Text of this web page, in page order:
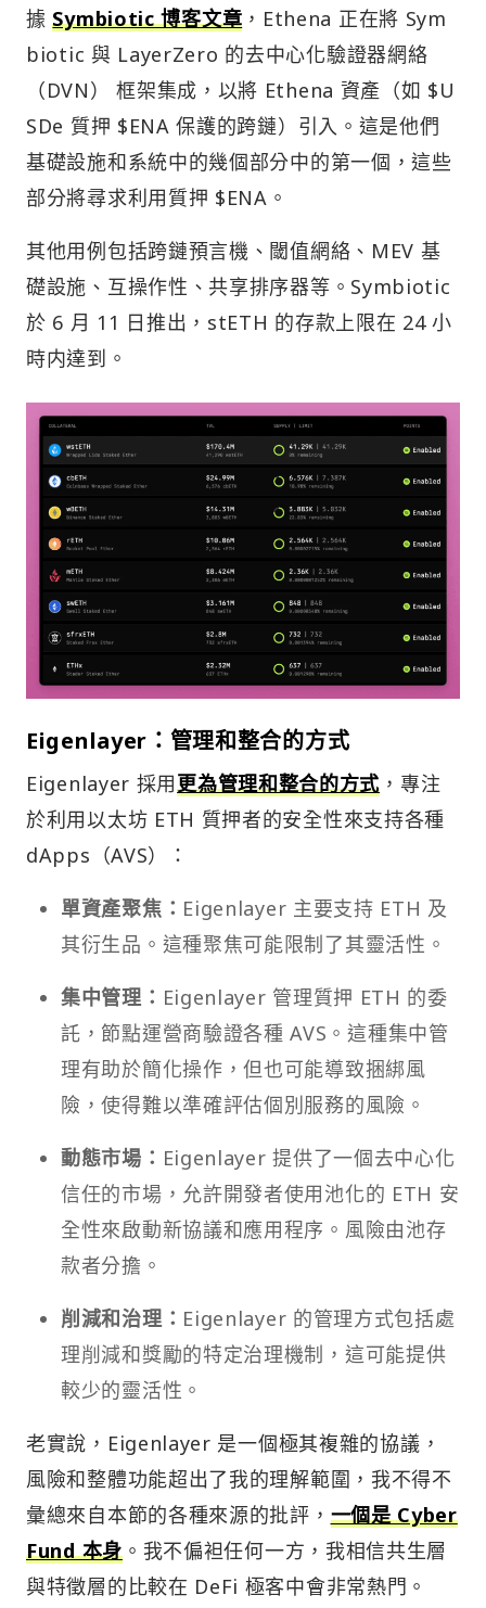
據Symbiotic 博客文章 ，Ethena 正在將 Sym
biotic 與 LayerZero 的去中心化驗證器網絡
（DVN） 框架集成，以將 Ethena 資產（如 $U
SDe 質押 $ENA 保護的跨鏈）引入。這是他們
基礎設施和系統中的幾個部分中的第一個，這些
部分將尋求利用質押 $ENA。
其他用例包括跨鏈預言機、閾值網絡、MEV 基
礎設施、互操作性、共享排序器等。Symbiotic
於 6 月 11 日推出，stETH 的存款上限在 24 小
時内達到。
Eigenlayer：管理和整合的方式
Eigenlayer 採用更為管理和整合的方式 ，專注
於利用以太坊 ETH 質押者的安全性來支持各種
dApps（AVS）：
單資產聚焦： Eigenlayer 主要支持 ETH 及
其衍生品。這種聚焦可能限制了其靈活性。
集中管理： Eigenlayer 管理質押 ETH 的委
託，節點運營商驗證各種 AVS。這種集中管
理有助於簡化操作，但也可能導致捆綁風
險，使得難以準確評估個別服務的風險。
動態市場： Eigenlayer 提供了一個去中心化
信任的市場，允許開發者使用池化的 ETH 安
全性來啟動新協議和應用程序。風險由池存
款者分擔。
削減和治理： Eigenlayer 的管理方式包括處
理削減和獎勵的特定治理機制，這可能提供
較少的靈活性。
老實說，Eigenlayer 是一個極其複雜的協議，
風險和整體功能超出了我的理解範圍，我不得不
彙總來自本節的各種來源的批評， 一個是 Cyber
Fund 本身。我不偏袒任何一方，我相信共生層
與特徵層的比較在 DeFi 極客中會非常熱門。